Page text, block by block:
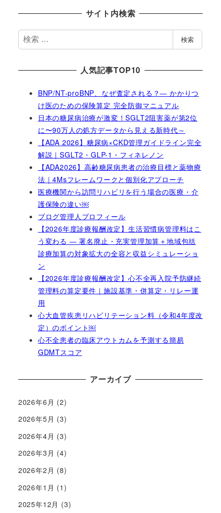
サイト内検索
検
索
検索
人気記事TOP10
BNP/NT-proBNP、なぜ査定される？― かかりつ
け医のための保険算定 完全防御マニュアル
日本の糖尿病治療が激変！SGLT2阻害薬が第2位
に〜90万人の処方データから見える新時代～
【ADA 2026】糖尿病×CKD管理ガイドライン完全
解説｜SGLT2・GLP-1・フィネレノン
【ADA2026】高齢糖尿病患者の治療目標と薬物療
法｜4Msフレームワークと個別化アプローチ
医療機関から訪問リハビリを行う場合の医療・介
護保険の違い￼
ブログ管理人プロフィール
【2026年度診療報酬改定】生活習慣病管理料はこ
う変わる ― 署名廃止・充実管理加算＋地域包括
診療加算の対象拡大の全容と収益シミュレーショ
ン
【2026年度診療報酬改定】心不全再入院予防継続
管理料の算定要件｜施設基準・併算定・リレー運
用
心大血管疾患リハビリテーション料（令和4年度改
定）のポイント￼
心不全患者の臨床アウトカムを予測する簡易
GDMTスコア
アーカイブ
2026年6月 (2)
2026年5月 (3)
2026年4月 (3)
2026年3月 (4)
2026年2月 (8)
2026年1月 (1)
2025年12月 (3)